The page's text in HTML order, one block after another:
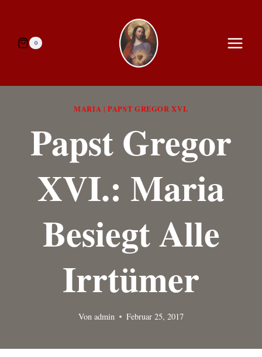
springen0
MARIA |PAPST GREGOR XVI.
Papst Gregor
XVI.: Maria
Besiegt Alle
Irrtümer
Von admin Februar 25, 2017